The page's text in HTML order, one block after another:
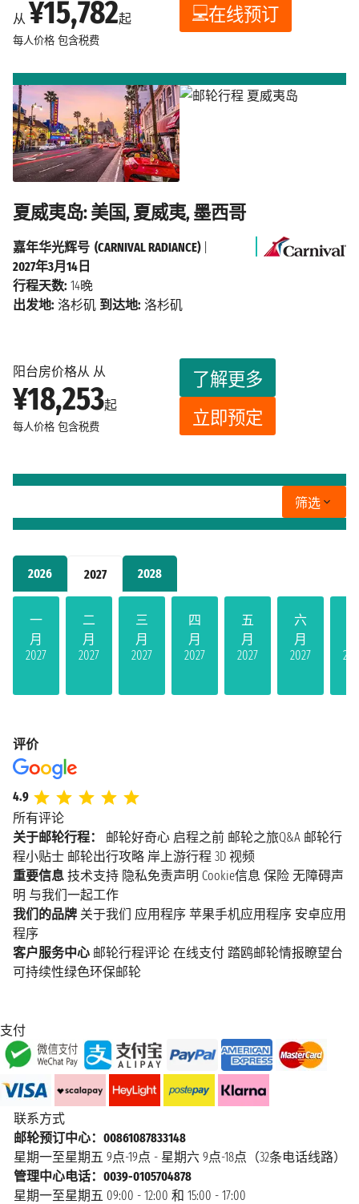
2026 2027 2028
一
月
2027
二
月
2027
三
月
2027
四
月
2027
五
月
2027
六
月
2027
从 ¥15,782起
每人价格 包含税费
在线预订
夏威夷岛: 美国, 夏威夷, 墨西哥
阳台房价格从 从
¥18,253起
每人价格 包含税费
了解更多
立即预定
嘉年华光辉号 (CARNIVAL RADIANCE)|
2027年3月14日
行程天数: 14晚
出发地: 洛杉矶 到达地: 洛杉矶
筛选
评价
4.9
所有评论
关于邮轮行程：
邮轮好奇心 启程之前 邮轮之旅Q&A 邮轮行
程小贴士 邮轮出行攻略 岸上游行程 3D 视频
重要信息 技术支持 隐私免责声明 Cookie信息 保险 无障碍声
明 与我们一起工作
我们的品牌 关于我们 应用程序 苹果手机应用程序 安卓应用
程序
客户服务中心 邮轮行程评论 在线支付 踏鸥邮轮情报瞭望台
可持续性绿色环保邮轮
支付
联系方式
邮轮预订中心：00861087833148
星期一至星期五 9点-19点 - 星期六 9点-18点（32条电话线路）
管理中心电话：0039-0105704878
星期一至星期五 09:00 - 12:00 和 15:00 - 17:00